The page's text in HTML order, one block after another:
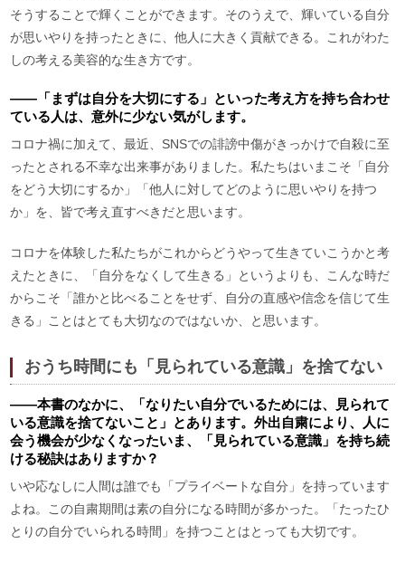
そうすることで輝くことができます。そのうえで、輝いている自分
が思いやりを持ったときに、他人に大きく貢献できる。これがわた
しの考える美容的な生き方です。
――「まずは自分を大切にする」といった考え方を持ち合わせ
ている人は、意外に少ない気がします。
コロナ禍に加えて、最近、SNSでの誹謗中傷がきっかけで自殺に至
ったとされる不幸な出来事がありました。私たちはいまこそ「自分
をどう大切にするか」「他人に対してどのように思いやりを持つ
か」を、皆で考え直すべきだと思います。
コロナを体験した私たちがこれからどうやって生きていこうかと考
えたときに、「自分をなくして生きる」というよりも、こんな時だ
からこそ「誰かと比べることをせず、自分の直感や信念を信じて生
きる」ことはとても大切なのではないか、と思います。
おうち時間にも「見られている意識」を捨てない
――本書のなかに、「なりたい自分でいるためには、見られて
いる意識を捨てないこと」とあります。外出自粛により、人に
会う機会が少なくなったいま、「見られている意識」を持ち続
ける秘訣はありますか？
いや応なしに人間は誰でも「プライベートな自分」を持っています
よね。この自粛期間は素の自分になる時間が多かった。「たったひ
とりの自分でいられる時間」を持つことはとっても大切です。